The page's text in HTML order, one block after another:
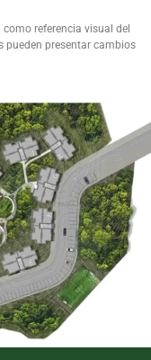
referencia visual del
pueden presentar cambios